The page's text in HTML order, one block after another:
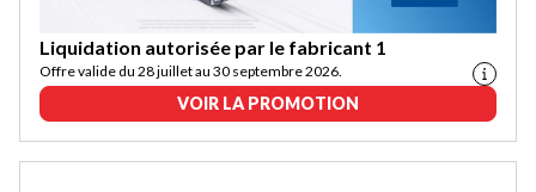
Liquidation autorisée par le fabricant 1
Offre valide du 28 juillet au 30 septembre 2026.
VOIR LA PROMOTION